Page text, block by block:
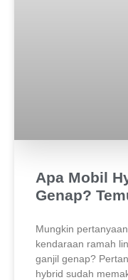
Apa Mobil
Genap?
Mungkin
kendaraan ramah
ganjil genap?
hybrid sudah